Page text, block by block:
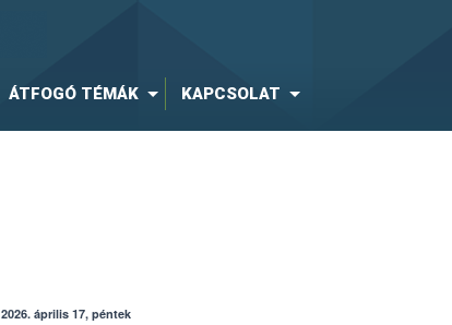
ÁTFOGÓ TÉMÁK KAPCSOLAT
2026. április 17, péntek